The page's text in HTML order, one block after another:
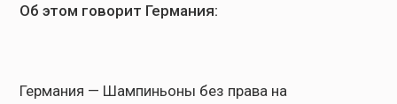
Об этом говорит Германия:
Германия — Шампиньоны без права на